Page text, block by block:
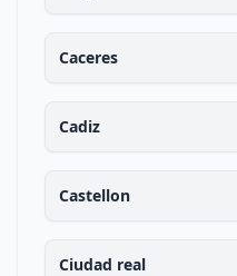
Caceres
Cadiz
Castellon
Ciudad real